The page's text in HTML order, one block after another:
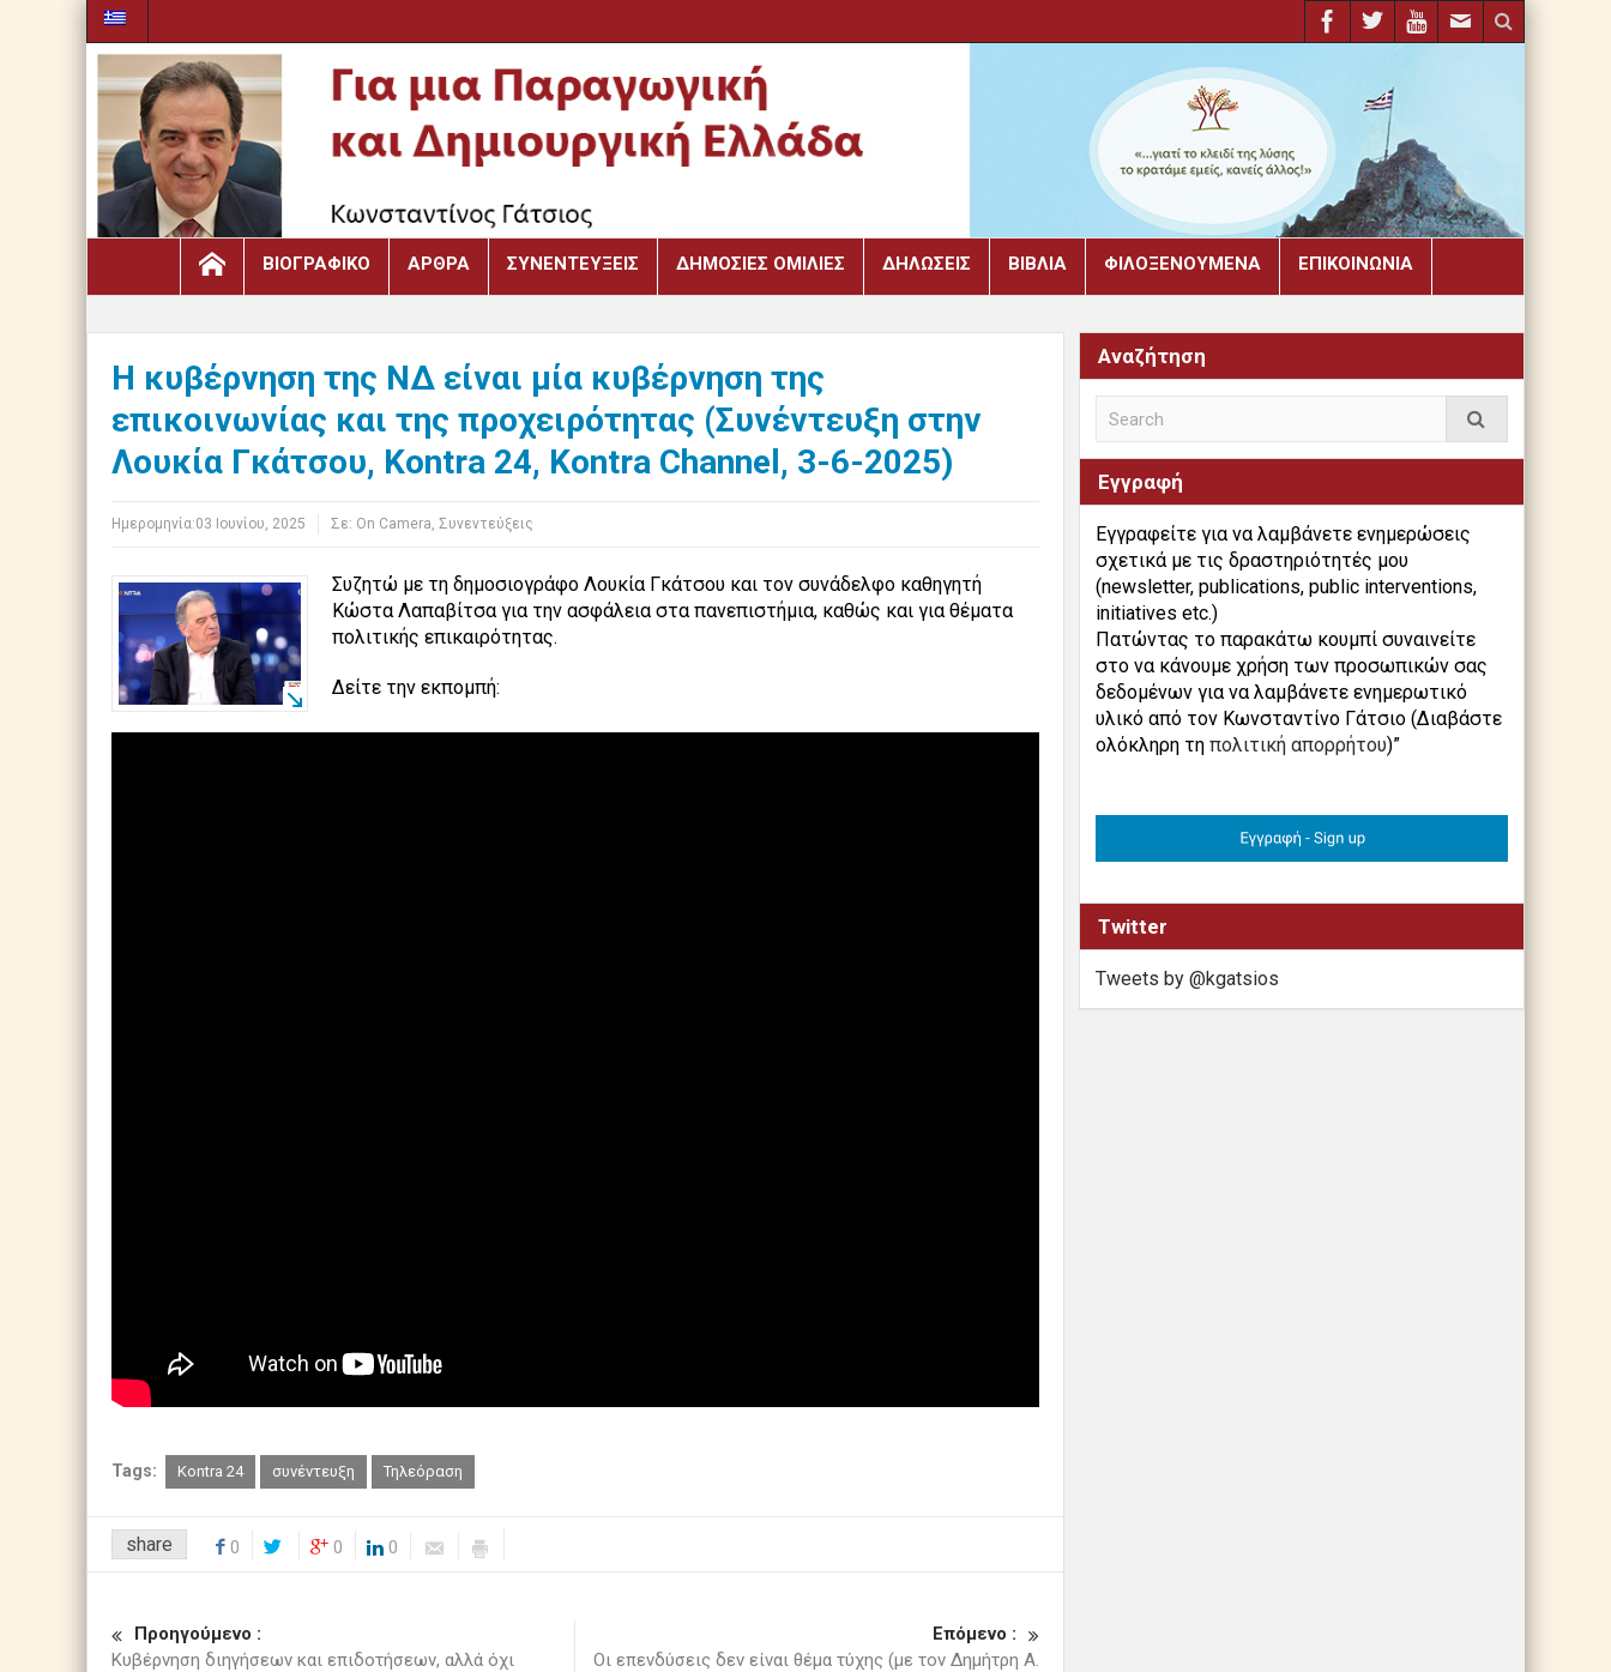
ΒΙΟΓΡΑΦΙΚΌ ΆΡΘΡΑ ΣΥΝΕΝΤΕΎΞΕΙΣ ΔΗΜΌΣΙΕΣ ΟΜΙΛΊΕΣ ΔΗΛΏΣΕΙΣ ΒΙΒΛΙΑ ΦΙΛΟΞΕΝΟΎΜΕΝΑ ΕΠΙΚΟΙΝΩΝΊΑ
Η κυβέρνηση της ΝΔ είναι μία κυβέρνηση της
επικοινωνίας και της προχειρότητας (Συνέντευξη στην
Λουκία Γκάτσου, Kontra 24, Kontra Channel, 3-6-2025)
Ημερομηνία:03 Ιουνίου, 2025 Σε: Οn Camera, Συνεντεύξεις
Συζητώ με τη δημοσιογράφο Λουκία Γκάτσου και τον συνάδελφο καθηγητή
Κώστα Λαπαβίτσα για την ασφάλεια στα πανεπιστήμια, καθώς και για θέματα
πολιτικής επικαιρότητας.
Δείτε την εκπομπή:
Tags: Kontra 24 συνέντευξη Τηλεόραση
share 0 0 0
Προηγούμενο :
Κυβέρνηση διηγήσεων και επιδοτήσεων, αλλά όχι
Επόμενο :
Οι επενδύσεις δεν είναι θέμα τύχης (με τον Δημήτρη Α.
Αναζήτηση
Εγγραφή
Εγγραφείτε για να λαμβάνετε ενημερώσεις
σχετικά με τις δραστηριότητές μου
(newsletter, publications, public interventions,
initiatives etc.)
Πατώντας το παρακάτω κουμπί συναινείτε
στο να κάνουμε χρήση των προσωπικών σας
δεδομένων για να λαμβάνετε ενημερωτικό
υλικό από τον Κωνσταντίνο Γάτσιο (Διαβάστε
ολόκληρη τη πολιτική απορρήτου)”
Twitter
Tweets by @kgatsios